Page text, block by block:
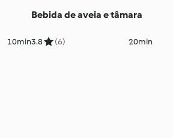
10min
Bebida de aveia e tâmara
3.8 (6) 20min